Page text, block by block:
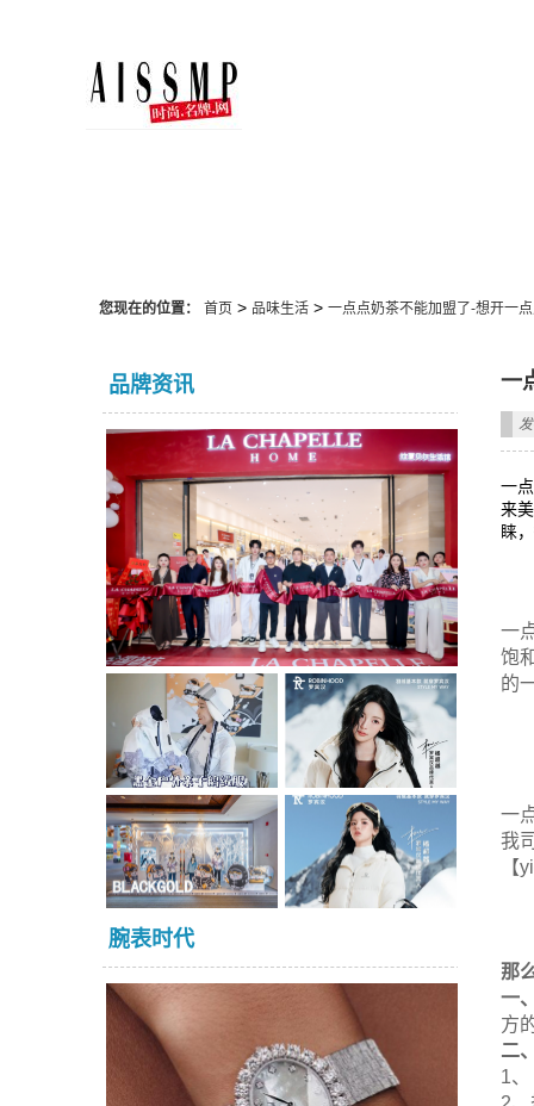
您现在的位置： 首页> 品味生活> 一点点奶茶不能加盟了-想开一
品牌资讯
腕表时代
一
一
来
睐
一
饱
的
一
我
【
那
一
方
二
1